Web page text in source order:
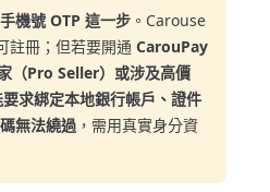
手機號 OTP 這一步 。Carouse
註冊；但若要開通 CarouPay
（Pro Seller） 或涉及高價
求綁定本地銀行帳戶、證件
無法繞過 ，需用真實身分資